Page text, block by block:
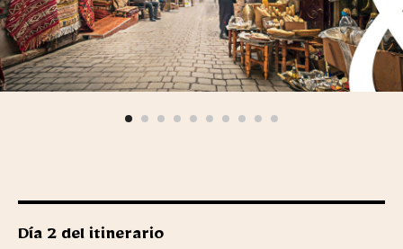
Día 2 del itinerario